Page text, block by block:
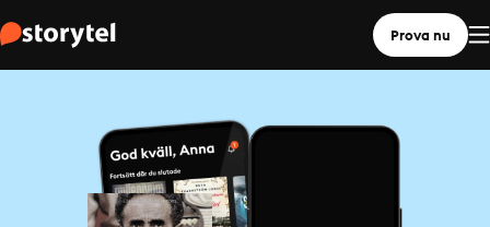
Prova nu